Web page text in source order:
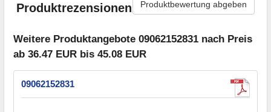
Produktrezensionen Produktbewertung abgeben
Weitere Produktangebote 09062152831 nach Preis
ab 36.47 EUR bis 45.08 EUR
09062152831